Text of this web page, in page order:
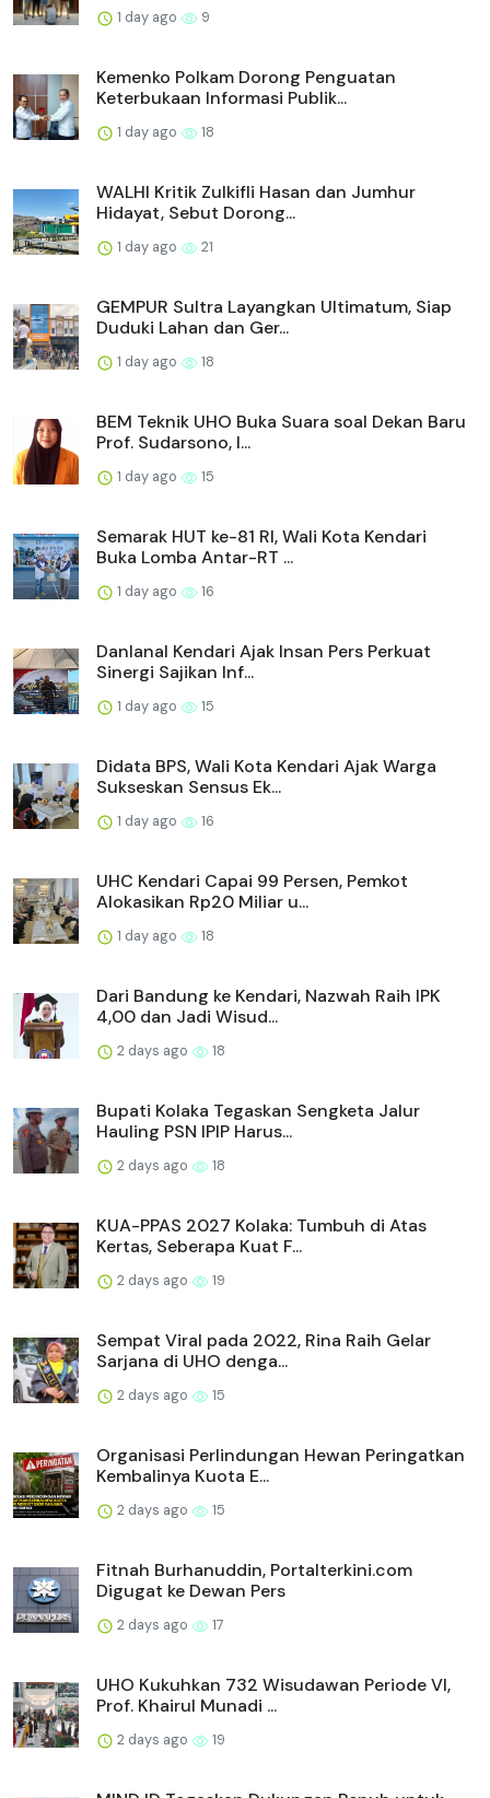
1 day ago 9
Kemenko Polkam Dorong Penguatan
Keterbukaan Informasi Publik...
1 day ago 18
WALHI Kritik Zulkifli Hasan dan Jumhur
Hidayat, Sebut Dorong...
1 day ago 21
GEMPUR Sultra Layangkan Ultimatum, Siap
Duduki Lahan dan Ger...
1 day ago 18
BEM Teknik UHO Buka Suara soal Dekan Baru
Prof. Sudarsono, I...
1 day ago 15
Semarak HUT ke-81 RI, Wali Kota Kendari
Buka Lomba Antar-RT ...
1 day ago 16
Danlanal Kendari Ajak Insan Pers Perkuat
Sinergi Sajikan Inf...
1 day ago 15
Didata BPS, Wali Kota Kendari Ajak Warga
Sukseskan Sensus Ek...
1 day ago 16
UHC Kendari Capai 99 Persen, Pemkot
Alokasikan Rp20 Miliar u...
1 day ago 18
Dari Bandung ke Kendari, Nazwah Raih IPK
4,00 dan Jadi Wisud...
2 days ago 18
Bupati Kolaka Tegaskan Sengketa Jalur
Hauling PSN IPIP Harus...
2 days ago 18
KUA-PPAS 2027 Kolaka: Tumbuh di Atas
Kertas, Seberapa Kuat F...
2 days ago 19
Sempat Viral pada 2022, Rina Raih Gelar
Sarjana di UHO denga...
2 days ago 15
Organisasi Perlindungan Hewan Peringatkan
Kembalinya Kuota E...
2 days ago 15
Fitnah Burhanuddin, Portalterkini.com
Digugat ke Dewan Pers
2 days ago 17
UHO Kukuhkan 732 Wisudawan Periode VI,
Prof. Khairul Munadi ...
2 days ago 19